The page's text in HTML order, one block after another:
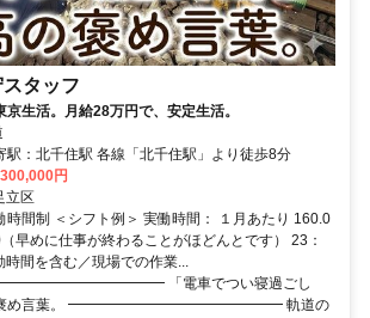
タッフ
京生活。月給28万円で、安定生活。
交通アクセス 最寄駅：北千住駅 各線「北千住駅」より徒歩8分
円
立区
時間制 ＜シフト例＞ 実働時間： １月あたり 160.0
早めに仕事が終わることがほどんとです） 23：
間を含む／現場での作業...
「電車でつい寝過ごし
褒め言葉。 ━━━━━━━━━━━━━━━ 軌道の